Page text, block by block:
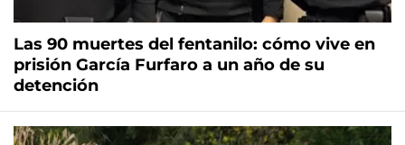
Las 90 muertes del fentanilo: cómo vive en
prisión García Furfaro a un año de su
detención